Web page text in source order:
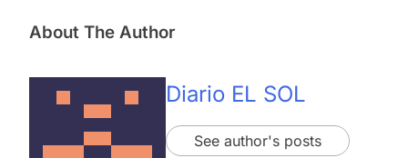
About The Author
Diario EL SOL
See author's posts